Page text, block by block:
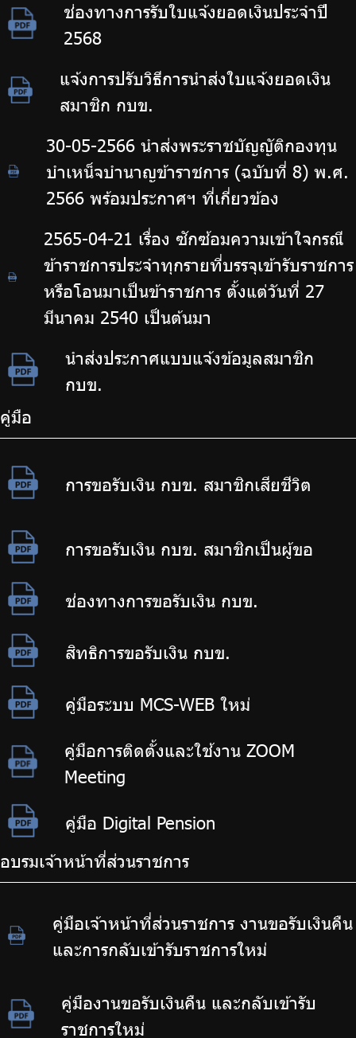
ช่องทางการรับใบแจ้งยอดเงินประจำปี
2568
แจ้งการปรับวิธีการนำส่งใบแจ้งยอดเงิน
สมาชิก กบข.
30-05-2566 นำส่งพระราชบัญญัติกองทุน
บำเหน็จบำนาญข้าราชการ (ฉบับที่ 8) พ.ศ.
2566 พร้อมประกาศฯ ที่เกี่ยวข้อง
2565-04-21 เรื่อง ซักซ้อมความเข้าใจกรณี
ข้าราชการประจำทุกรายที่บรรจุเข้ารับราชการ
หรือโอนมาเป็นข้าราชการ ตั้งแต่วันที่ 27
มีนาคม 2540 เป็นต้นมา
นำส่งประกาศแบบแจ้งข้อมูลสมาชิก
กบข.
คู่มือ
การขอรับเงิน กบข. สมาชิกเสียชีวิต
การขอรับเงิน กบข. สมาชิกเป็นผู้ขอ
ช่องทางการขอรับเงิน กบข.
สิทธิการขอรับเงิน กบข.
คู่มือระบบ MCS-WEB ใหม่
คู่มือการติดตั้งและใช้งาน ZOOM
Meeting
คู่มือ Digital Pension
อบรมเจ้าหน้าที่ส่วนราชการ
คู่มือเจ้าหน้าที่ส่วนราชการ งานขอรับเงินคืน
และการกลับเข้ารับราชการใหม่
คู่มืองานขอรับเงินคืน และกลับเข้ารับ
ราชการใหม่